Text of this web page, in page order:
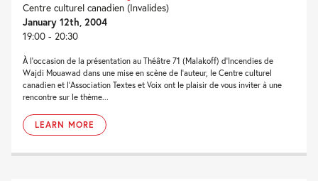
Centre culturel canadien (Invalides)
January 12th, 2004
19:00 - 20:30
À l’occasion de la présentation au Théâtre 71 (Malakoff) d’Incendies de
Wajdi Mouawad dans une mise en scène de l’auteur, le Centre culturel
canadien et l’Association Textes et Voix ont le plaisir de vous inviter à une
rencontre sur le thème...
LEARN MORE